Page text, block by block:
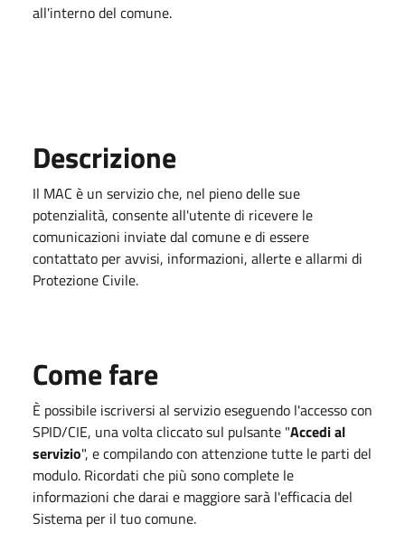
all'interno del comune.
Descrizione
Il MAC è un servizio che, nel pieno delle sue
potenzialità, consente all'utente di ricevere le
comunicazioni inviate dal comune e di essere
contattato per avvisi, informazioni, allerte e allarmi di
Protezione Civile.
Come fare
È possibile iscriversi al servizio eseguendo l'accesso con
SPID/CIE, una volta cliccato sul pulsante "Accedi al
servizio", e compilando con attenzione tutte le parti del
modulo. Ricordati che più sono complete le
informazioni che darai e maggiore sarà l'efficacia del
Sistema per il tuo comune.